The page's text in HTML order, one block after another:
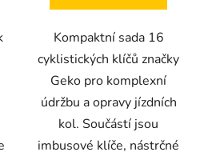
Kompaktní sada 16
cyklistických klíčů značky
Geko pro komplexní
údržbu a opravy jízdních
kol. Součástí jsou
imbusové klíče, nástrčné